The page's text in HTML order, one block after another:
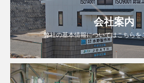
会社案内
弊社の基本情報についてはこちらを